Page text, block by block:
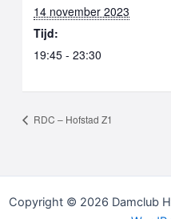
14 november 2023
Tijd:
19:45 - 23:30
RDC – Hofstad Z1
Copyright © 2026 Damclub